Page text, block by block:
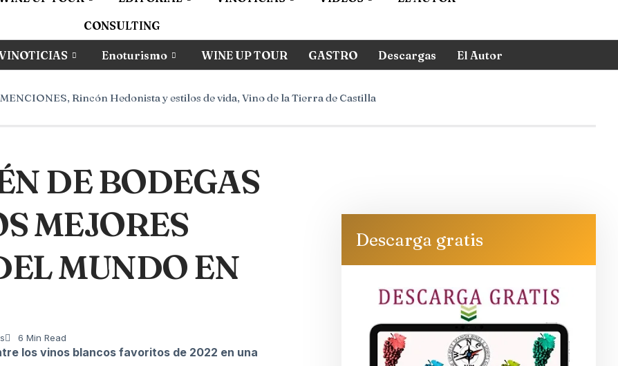
CONSULTING
Enoturismo WINE UP TOUR GASTRO Descargas El Autor
, Rincón Hedonista y estilos de vida, Vino de la Tierra de Castilla
DE BODEGAS
MEJORES
MUNDO EN
6 Min Read
los vinos blancos favoritos de 2022 en una
Descarga gratis